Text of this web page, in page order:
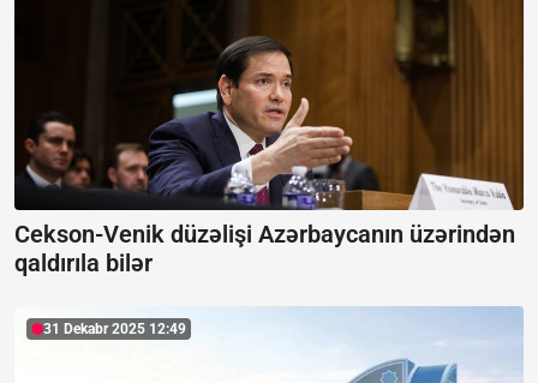
Cekson-Venik düzəlişi Azərbaycanın üzərindən
qaldırıla bilər
31 Dekabr 2025 12:49